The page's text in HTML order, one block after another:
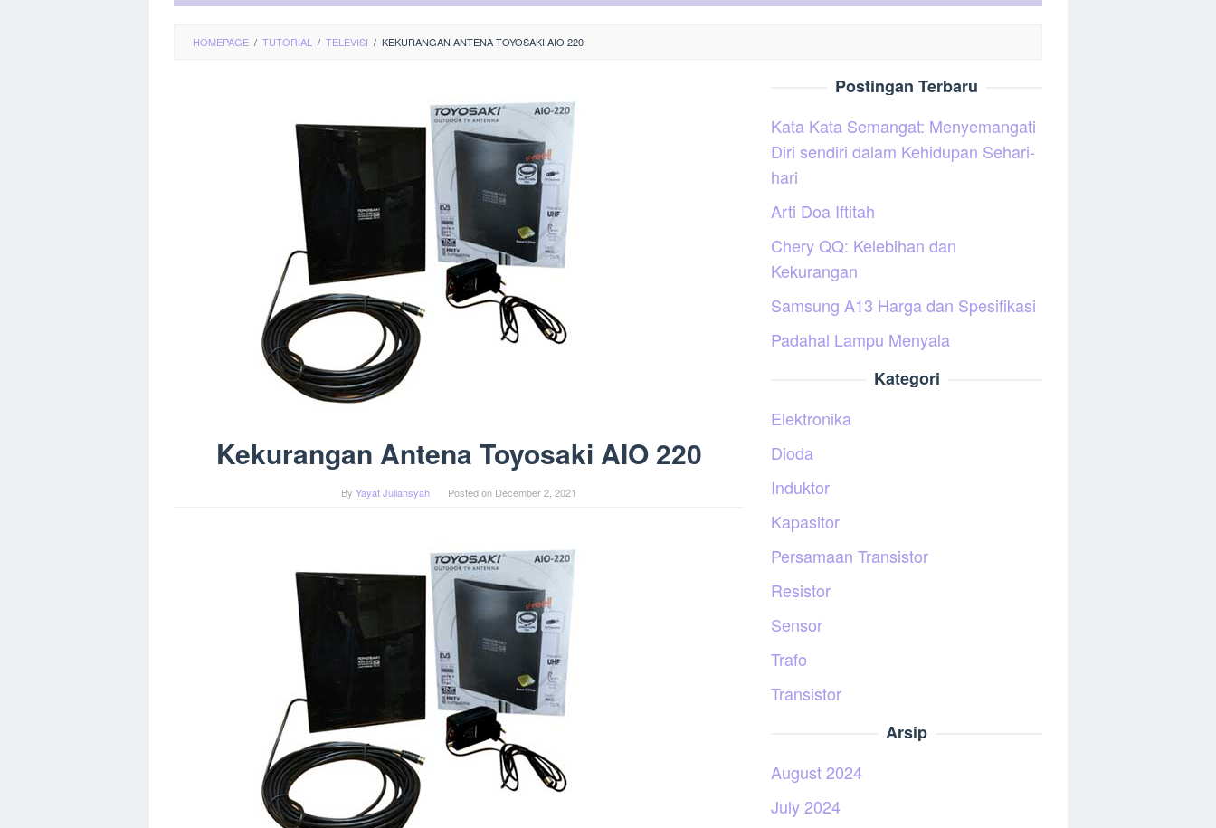
HOMEPAGE / TUTORIAL / TELEVISI / KEKURANGAN ANTENA TOYOSAKI AIO 220
Kekurangan Antena Toyosaki AIO 220
By Yayat Juliansyah Posted on December 2, 2021
Postingan Terbaru
Kata Kata Semangat: Menyemangati
Diri sendiri dalam Kehidupan Sehari-
hari
Arti Doa Iftitah
Chery QQ: Kelebihan dan
Kekurangan
Samsung A13 Harga dan Spesifikasi
Padahal Lampu Menyala
Kategori
Elektronika
Dioda
Induktor
Kapasitor
Persamaan Transistor
Resistor
Sensor
Trafo
Transistor
Arsip
August 2024
July 2024